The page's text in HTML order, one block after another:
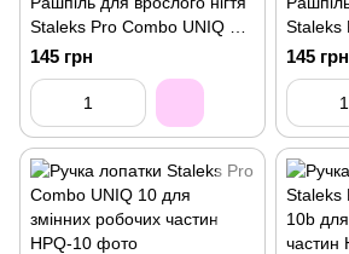
Staleks Pro Combo UNIQ 37
із загнутим кінцем змінна
частина лопатки
145 грн
Staleks
пряма
лопатки
145 грн